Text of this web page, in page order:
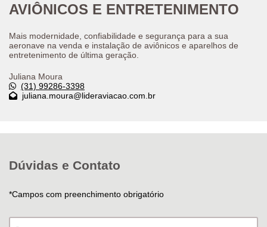
AVIÔNICOS E ENTRETENIMENTO
Mais modernidade, confiabilidade e segurança para a sua
aeronave na venda e instalação de aviônicos e aparelhos de
entretenimento de última geração.
Juliana Moura
(31) 99286-3398
juliana.moura@lideraviacao.com.br
Dúvidas e Contato
*Campos com preenchimento obrigatório